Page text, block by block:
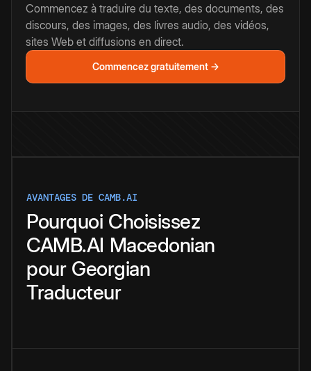
Commencez à traduire du texte, des documents, des
discours, des images, des livres audio, des vidéos,
sites Web et diffusions en direct.
Commencez gratuitement →
AVANTAGES DE CAMB.AI
Pourquoi Choisissez
CAMB.AI Macedonian
pour Georgian
Traducteur